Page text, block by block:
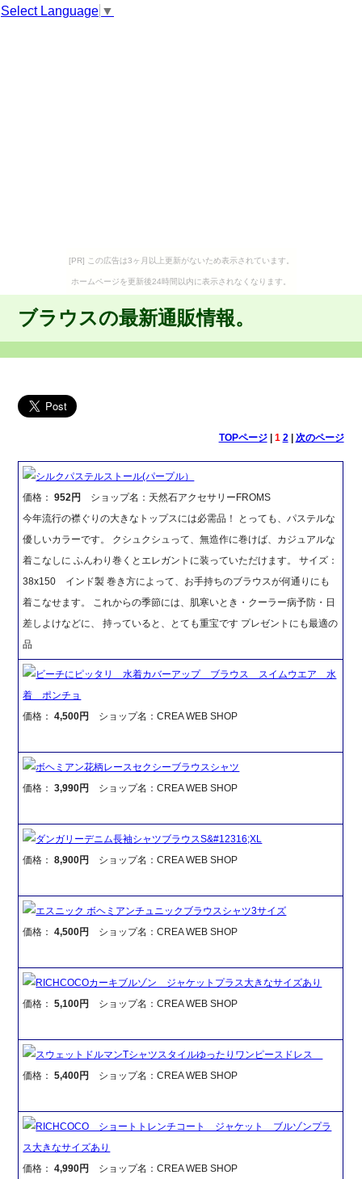
Select Language ▼
[PR] この広告は3ヶ月以上更新がないため表示されています。
ホームページを更新後24時間以内に表示されなくなります。
ブラウスの最新通販情報。
TOPページ| 1 2| 次のページ
シルクパステルストール(パープル）
価格：952円
ショップ名：天然石アクセサリーFROMS
今年流行の襟ぐりの大きなトップスには必需品！ とっても、パステルな
優しいカラーです。 クシュクシュって、無造作に巻けば、カジュアルな
着こなしに ふんわり巻くとエレガントに装っていただけます。 サイズ：
38x150 インド製 巻き方によって、お手持ちのブラウスが何通りにも
着こなせます。 これからの季節には、肌寒いとき・クーラー病予防・日
差しよけなどに、 持っていると、とても重宝です プレゼントにも最適の
品
ビーチにピッタリ 水着カバーアップ ブラウス スイムウエア 水
着 ポンチョ
価格：4,500円 ショップ名：CREA WEB SHOP
ボヘミアン花柄レースセクシーブラウスシャツ
価格：3,990円 ショップ名：CREA WEB SHOP
ダンガリーデニム長袖シャツブラウスS&#12316;XL
価格：8,900円 ショップ名：CREA WEB SHOP
エスニック ボヘミアンチュニックブラウスシャツ3サイズ
価格：4,500円 ショップ名：CREA WEB SHOP
RICHCOCOカーキブルゾン ジャケットプラス大きなサイズあり
価格：5,100円 ショップ名：CREA WEB SHOP
スウェットドルマンTシャツスタイルゆったりワンピースドレス
価格：5,400円 ショップ名：CREA WEB SHOP
RICHCOCO ショートトレンチコート ジャケット ブルゾンプラ
ス大きなサイズあり
価格：4,990円 ショップ名：CREA WEB SHOP